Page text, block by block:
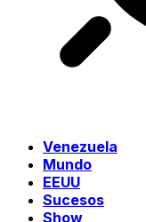
Venezuela
Mundo
EEUU
Sucesos
Show